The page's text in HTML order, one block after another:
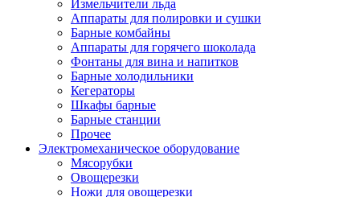
Измельчители льда
Аппараты для полировки и сушки
Барные комбайны
Аппараты для горячего шоколада
Фонтаны для вина и напитков
Барные холодильники
Кегераторы
Шкафы барные
Барные станции
Прочее
Электромеханическое оборудование
Мясорубки
Овощерезки
Ножи для овощерезки